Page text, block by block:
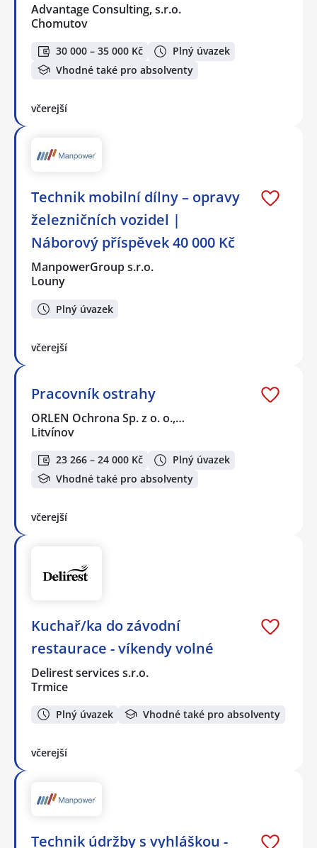
Advantage Consulting, s.r.o.
Chomutov
30 000 – 35 000 Kč
Plný úvazek
Vhodné také pro absolventy
včerejší
Technik mobilní dílny – opravy
železničních vozidel |
Náborový příspěvek 40 000 Kč
ManpowerGroup s.r.o.
Louny
Plný úvazek
včerejší
Pracovník ostrahy
ORLEN Ochrona Sp. z o. o.,…
Litvínov
23 266 – 24 000 Kč
Plný úvazek
Vhodné také pro absolventy
včerejší
Kuchař/ka do závodní
restaurace - víkendy volné
Delirest services s.r.o.
Trmice
Plný úvazek Vhodné také pro absolventy
včerejší
Technik údržby s vyhláškou -